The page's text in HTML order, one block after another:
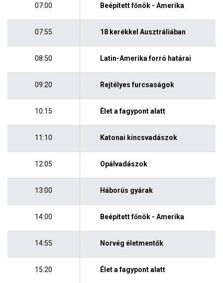
07:00 Beépített főnök - Amerika
07:55 18 kerékkel Ausztráliában
08:50 Latin-Amerika forró határai
09:20 Rejtélyes furcsaságok
10:15 Élet a fagypont alatt
11:10 Katonai kincsvadászok
12:05 Opálvadászok
13:00 Háborús gyárak
14:00 Beépített főnök - Amerika
14:55 Norvég életmentők
15:20 Élet a fagypont alatt